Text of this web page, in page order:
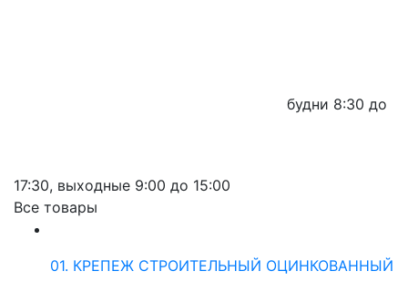
будни 8:30 до
17:30, выходные 9:00 до 15:00
Все товары
01. КРЕПЕЖ СТРОИТЕЛЬНЫЙ ОЦИНКОВАННЫЙ